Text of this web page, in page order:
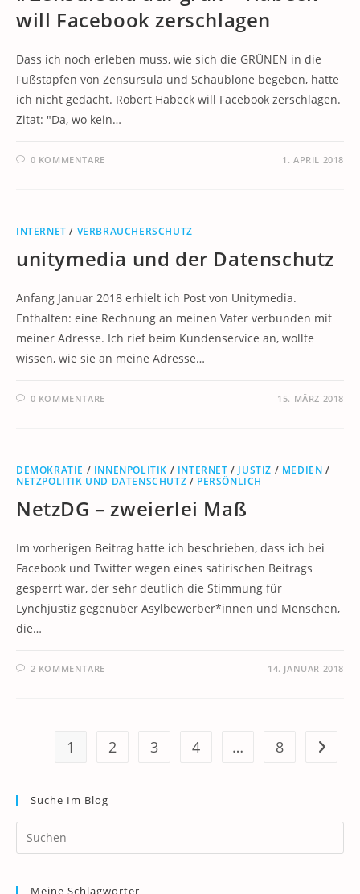
will Facebook zerschlagen
Dass ich noch erleben muss, wie sich die GRÜNEN in die
Fußstapfen von Zensursula und Schäublone begeben, hätte
ich nicht gedacht. Robert Habeck will Facebook zerschlagen.
Zitat: "Da, wo kein…
0 KOMMENTARE 1. APRIL 2018
INTERNET / VERBRAUCHERSCHUTZ
unitymedia und der Datenschutz
Anfang Januar 2018 erhielt ich Post von Unitymedia.
Enthalten: eine Rechnung an meinen Vater verbunden mit
meiner Adresse. Ich rief beim Kundenservice an, wollte
wissen, wie sie an meine Adresse…
0 KOMMENTARE 15. MÄRZ 2018
DEMOKRATIE / INNENPOLITIK / INTERNET / JUSTIZ / MEDIEN /
NETZPOLITIK UND DATENSCHUTZ / PERSÖNLICH
NetzDG – zweierlei Maß
Im vorherigen Beitrag hatte ich beschrieben, dass ich bei
Facebook und Twitter wegen eines satirischen Beitrags
gesperrt war, der sehr deutlich die Stimmung für
Lynchjustiz gegenüber Asylbewerber*innen und Menschen,
die…
2 KOMMENTARE 14. JANUAR 2018
1 2 3 4 … 8 Zur
Suche Im Blog
Meine Schlagwörter